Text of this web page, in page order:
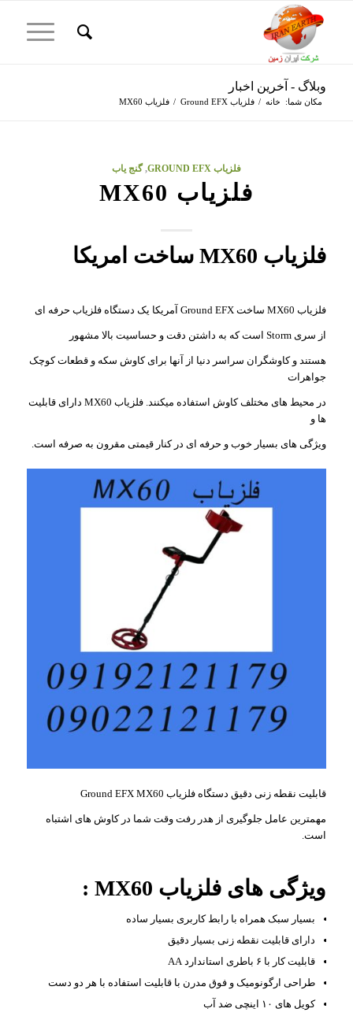
وبلاگ - آخرین اخبار
مکان شما: خانه / فلزیاب Ground EFX / فلزیاب MX60
فلزیاب GROUND EFX ,گنج یاب
فلزیاب MX60
فلزیاب MX60 ساخت امریکا
فلزیاب MX60 ساخت Ground EFX آمریکا یک دستگاه فلزیاب حرفه ای
از سری Storm است که به داشتن دقت و حساسیت بالا مشهور
هستند و کاوشگران سراسر دنیا از آنها برای کاوش سکه و قطعات کوچک
جواهرات
در محیط های مختلف کاوش استفاده میکنند. فلزیاب MX60 دارای قابلیت
ها و
ویژگی های بسیار خوب و حرفه ای در کنار قیمتی مقرون به صرفه است.
قابلیت نقطه زنی دقیق دستگاه فلزیاب Ground EFX MX60
مهمترین عامل جلوگیری از هدر رفت وقت شما در کاوش های اشتباه
است.
ویژگی های فلزیاب MX60 :
بسیار سبک همراه با رابط کاربری بسیار ساده
دارای قابلیت نقطه زنی بسیار دقیق
قابلیت کار با ۶ باطری استاندارد AA
طراحی ارگونومیک و فوق مدرن با قابلیت استفاده با هر دو دست
کویل های ۱۰ اینچی ضد آب